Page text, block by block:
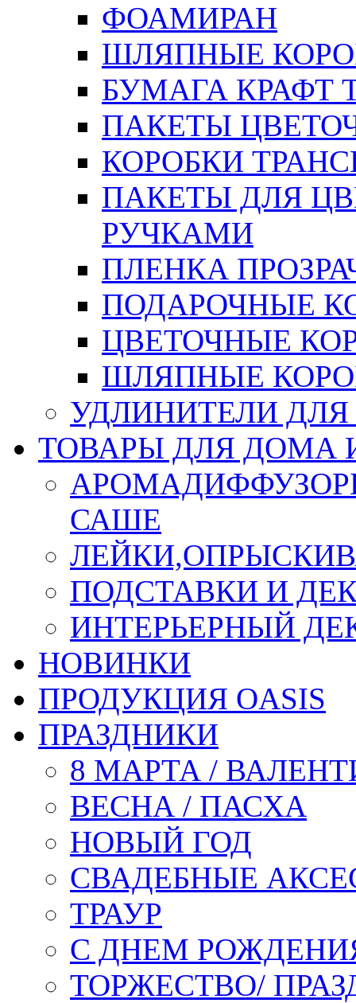
ФОАМИРАН
ШЛЯПНЫЕ
БУМАГА КРАФТ
ПАКЕТЫ
КОРОБКИ
ПАКЕТЫ ДЛЯ
РУЧКАМИ
ПЛЕНКА
ПОДАРОЧНЫЕ
ЦВЕТОЧНЫЕ
ШЛЯПНЫЕ
УДЛИНИТЕЛИ
ТОВАРЫ ДЛЯ ДОМА
САШЕ
ПОДСТАВКИ И
ИНТЕРЬЕРНЫЙ
НОВИНКИ
ПРОДУКЦИЯ OASIS
ПРАЗДНИКИ
8 МАРТА /
ВЕСНА / ПАСХА
НОВЫЙ ГОД
СВАДЕБНЫЕ
ТРАУР
С ДНЕМ
ТОРЖЕСТВО/